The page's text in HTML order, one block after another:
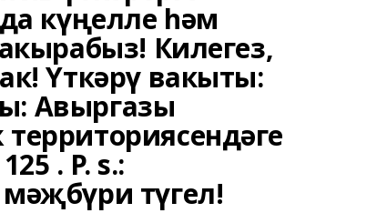
күңелле һәм
Килегез,
Үткәрү вакыты:
Авыргазы
. P. s.:
түгел!